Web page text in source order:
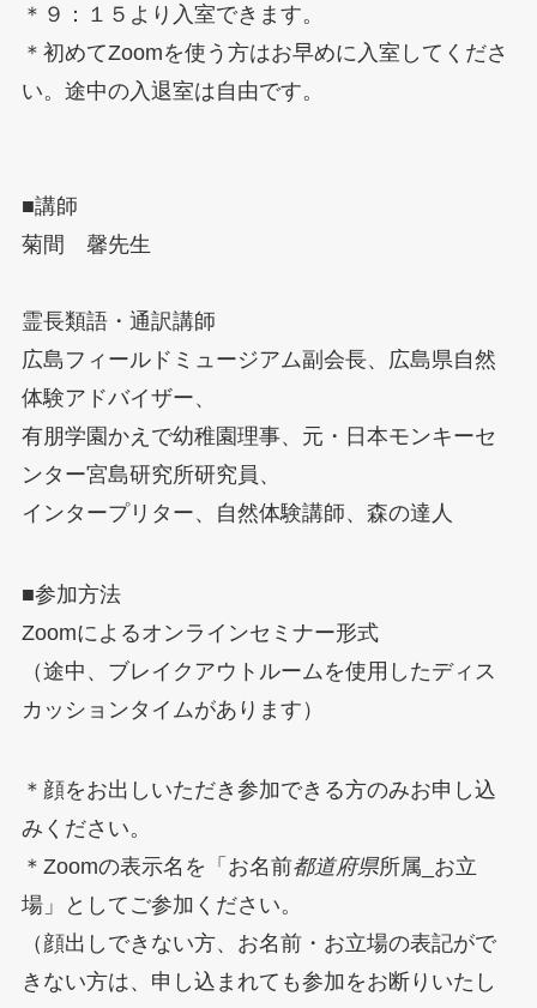
＊９：１５より入室できます。
＊初めてZoomを使う方はお早めに入室してくださ
い。途中の入退室は自由です。
■講師
菊間 馨先生
霊長類語・通訳講師
広島フィールドミュージアム副会長、広島県自然
体験アドバイザー、
有朋学園かえで幼稚園理事、元・日本モンキーセ
ンター宮島研究所研究員、
インタープリター、自然体験講師、森の達人
■参加方法
Zoomによるオンラインセミナー形式
（途中、ブレイクアウトルームを使用したディス
カッションタイムがあります）
＊顔をお出しいただき参加できる方のみお申し込
みください。
＊Zoomの表示名を「お名前都道府県所属_お立
場」としてご参加ください。
（顔出しできない方、お名前・お立場の表記がで
きない方は、申し込まれても参加をお断りいたし